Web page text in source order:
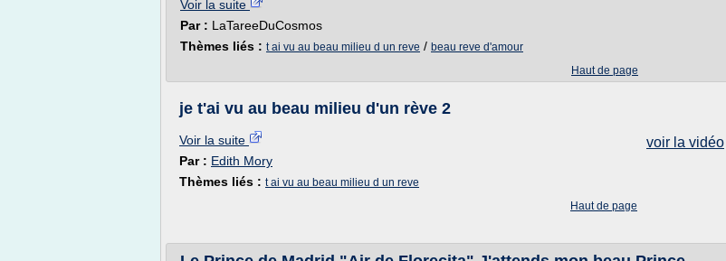
Voir la suite
Par : LaTareeDuCosmos
Thèmes liés : t ai vu au beau milieu d un reve / beau reve d'amour
Haut de page
je t'ai vu au beau milieu d'un rève 2
voir la vidéo
Voir la suite
Par : Edith Mory
Thèmes liés : t ai vu au beau milieu d un reve
Haut de page